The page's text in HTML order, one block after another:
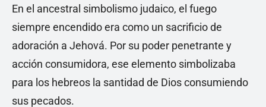
En el ancestral simbolismo judaico, el fuego
siempre encendido era como un sacrificio de
adoración a Jehová. Por su poder penetrante y
acción consumidora, ese elemento simbolizaba
para los hebreos la santidad de Dios consumiendo
sus pecados.